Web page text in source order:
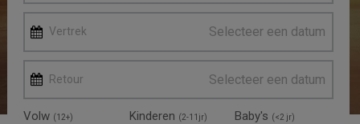
Vertrek Selecteer een datum
Retour Selecteer een datum
Volw (12+) Kinderen (2-11jr) Baby's (<2 jr)